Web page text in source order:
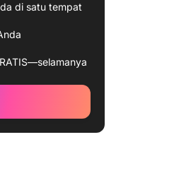
di satu tempat